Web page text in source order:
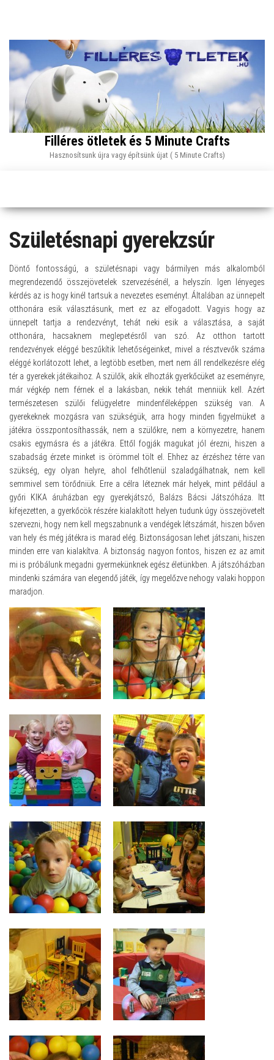
Filléres ötletek és 5 Minute Crafts
Hasznosítsunk újra vagy építsünk újat ( 5 Minute Crafts)
Születésnapi gyerekzsúr
Döntő fontosságú, a születésnapi vagy bármilyen más alkalomból
megrendezendő összejövetelek szervezésénél, a helyszín. Igen lényeges
kérdés az is hogy kinél tartsuk a nevezetes eseményt. Általában az ünnepelt
otthonára esik választásunk, mert ez az elfogadott. Vagyis hogy az
ünnepelt tartja a rendezvényt, tehát neki esik a választása, a saját
otthonára, hacsaknem meglepetésről van szó. Az otthon tartott
rendezvények eléggé beszűkítik lehetőségeinket, mivel a résztvevők száma
eléggé korlátozott lehet, a legtöbb esetben, mert nem áll rendelkezésre elég
tér a gyerekek játékaihoz. A szülők, akik elhozták gyerkőcüket az eseményre,
már végkép nem férnek el a lakásban, nekik tehát menniük kell. Azért
természetesen szülői felügyeletre mindenféleképpen szükség van. A
gyerekeknek mozgásra van szükségük, arra hogy minden figyelmüket a
játékra összpontosíthassák, nem a szülőkre, nem a környezetre, hanem
csakis egymásra és a játékra. Ettől fogják magukat jól érezni, hiszen a
szabadság érzete minket is örömmel tölt el. Ehhez az érzéshez térre van
szükség, egy olyan helyre, ahol felhőtlenül szaladgálhatnak, nem kell
semmivel sem törődniük. Erre a célra léteznek már helyek, mint például a
győri KIKA áruházban egy gyerekjátszó, Balázs Bácsi Játszóháza. Itt
kifejezetten, a gyerkőcök részére kialakított helyen tudunk úgy összejövetelt
szervezni, hogy nem kell megszabnunk a vendégek létszámát, hiszen bőven
van hely és még játékra is marad elég. Biztonságosan lehet játszani, hiszen
minden erre van kialakítva. A biztonság nagyon fontos, hiszen ez az amit
mi is próbálunk megadni gyermekünknek egész életünkben. A játszóházban
mindenki számára van elegendő játék, így megelőzve nehogy valaki hoppon
maradjon.